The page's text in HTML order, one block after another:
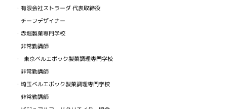
・有限会社ストラーダ 代表取締役
チーフデザイナー
・赤堀製菓専門学校
非常勤講師
・ 東京ベルエポック製菓調理専門学校
非常勤講師
・埼玉ベルエポック製菓調理専門学校
非常勤講師